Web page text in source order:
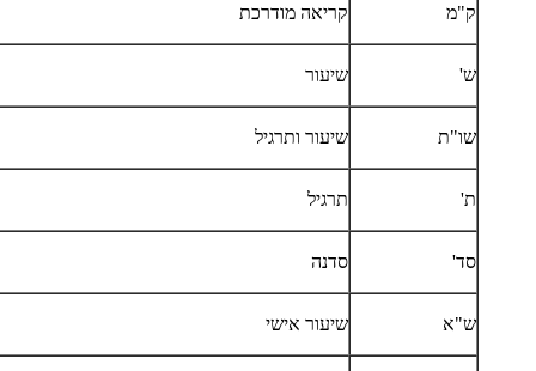
ק"מ קריאה מודרכת
ש' שיעור
שו"ת שיעור ותרגיל
ת' תרגיל
סד' סדנה
ש"א שיעור אישי